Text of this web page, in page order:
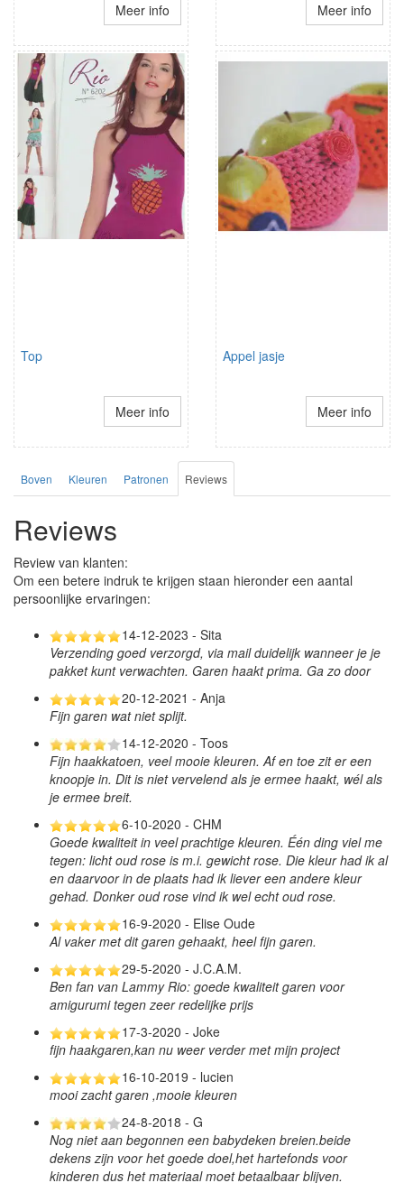
Meer info Meer info
Top
Meer info
Appel jasje
Meer info
Boven Kleuren Patronen Reviews
Reviews
Review van klanten:
Om een betere indruk te krijgen staan hieronder een aantal
persoonlijke ervaringen:
14-12-2023 - Sita
Verzending goed verzorgd, via mail duidelijk wanneer je je
pakket kunt verwachten. Garen haakt prima. Ga zo door
20-12-2021 - Anja
Fijn garen wat niet splijt.
14-12-2020 - Toos
Fijn haakkatoen, veel mooie kleuren. Af en toe zit er een
knoopje in. Dit is niet vervelend als je ermee haakt, wél als
je ermee breit.
6-10-2020 - CHM
Goede kwaliteit in veel prachtige kleuren. Één ding viel me
tegen: licht oud rose is m.i. gewicht rose. Die kleur had ik al
en daarvoor in de plaats had ik liever een andere kleur
gehad. Donker oud rose vind ik wel echt oud rose.
16-9-2020 - Elise Oude
Al vaker met dit garen gehaakt, heel fijn garen.
29-5-2020 - J.C.A.M.
Ben fan van Lammy Rio: goede kwaliteit garen voor
amigurumi tegen zeer redelijke prijs
17-3-2020 - Joke
fijn haakgaren,kan nu weer verder met mijn project
16-10-2019 - lucien
mooi zacht garen ,mooie kleuren
24-8-2018 - G
Nog niet aan begonnen een babydeken breien.beide
dekens zijn voor het goede doel,het hartefonds voor
kinderen dus het materiaal moet betaalbaar blijven.